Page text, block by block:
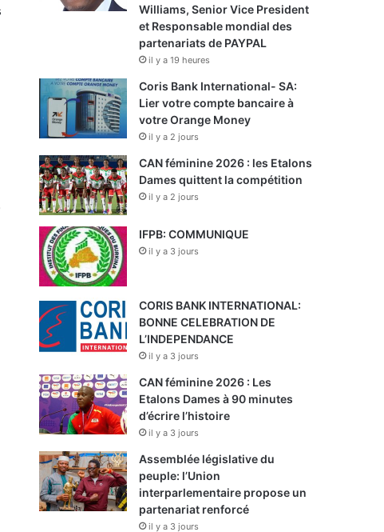
Williams, Senior Vice President
et Responsable mondial des
partenariats de PAYPAL
il y a 19 heures
Coris Bank International- SA:
Lier votre compte bancaire à
votre Orange Money
il y a 2 jours
CAN féminine 2026 : les Etalons
Dames quittent la compétition
il y a 2 jours
IFPB: COMMUNIQUE
il y a 3 jours
CORIS BANK INTERNATIONAL:
BONNE CELEBRATION DE
L’INDEPENDANCE
il y a 3 jours
CAN féminine 2026 : Les
Etalons Dames à 90 minutes
d’écrire l’histoire
il y a 3 jours
Assemblée législative du
peuple: l’Union
interparlementaire propose un
partenariat renforcé
il y a 3 jours